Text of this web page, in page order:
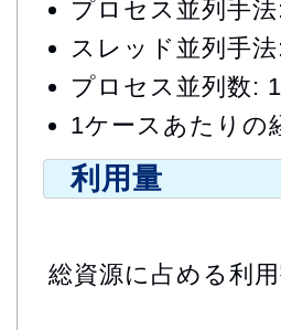
プロセス並列手
スレッド並列手法
プロセス並列数:
1ケースあたりの
利用量
総資源に占める利